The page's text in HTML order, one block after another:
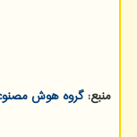
منبع:گروه هوش